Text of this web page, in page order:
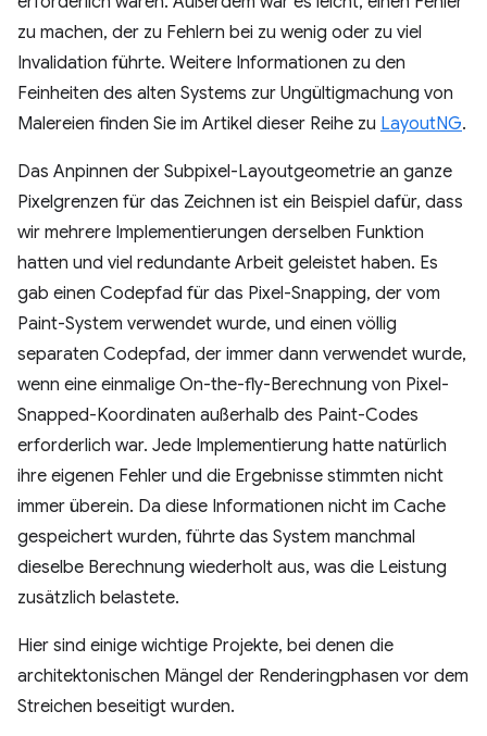
zu machen, der zu Fehlern bei zu wenig oder zu viel
Invalidation führte. Weitere Informationen zu den
Feinheiten des alten Systems zur Ungültigmachung von
Malereien finden Sie im Artikel dieser Reihe zu LayoutNG.
Das Anpinnen der Subpixel-Layoutgeometrie an ganze
Pixelgrenzen für das Zeichnen ist ein Beispiel dafür, dass
wir mehrere Implementierungen derselben Funktion
hatten und viel redundante Arbeit geleistet haben. Es
gab einen Codepfad für das Pixel-Snapping, der vom
Paint-System verwendet wurde, und einen völlig
separaten Codepfad, der immer dann verwendet wurde,
wenn eine einmalige On-the-fly-Berechnung von Pixel-
Snapped-Koordinaten außerhalb des Paint-Codes
erforderlich war. Jede Implementierung hatte natürlich
ihre eigenen Fehler und die Ergebnisse stimmten nicht
immer überein. Da diese Informationen nicht im Cache
gespeichert wurden, führte das System manchmal
dieselbe Berechnung wiederholt aus, was die Leistung
zusätzlich belastete.
Hier sind einige wichtige Projekte, bei denen die
architektonischen Mängel der Renderingphasen vor dem
Streichen beseitigt wurden.